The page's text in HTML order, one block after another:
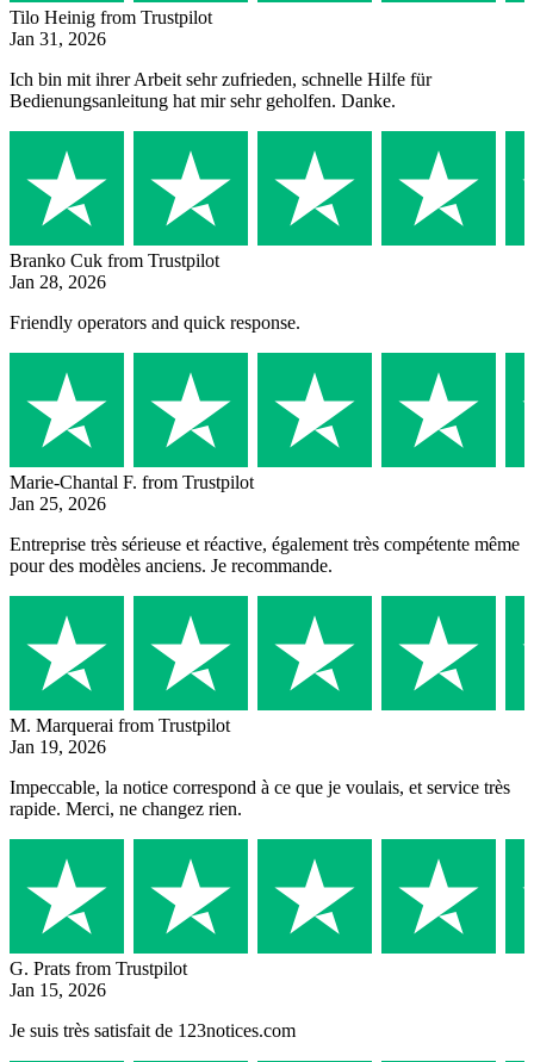
Tilo Heinig from Trustpilot
Jan 31, 2026
Ich bin mit ihrer Arbeit sehr zufrieden, schnelle Hilfe für
Bedienungsanleitung hat mir sehr geholfen. Danke.
Branko Cuk from Trustpilot
Jan 28, 2026
Friendly operators and quick response.
Marie-Chantal F. from Trustpilot
Jan 25, 2026
Entreprise très sérieuse et réactive, également très compétente même
pour des modèles anciens. Je recommande.
M. Marquerai from Trustpilot
Jan 19, 2026
Impeccable, la notice correspond à ce que je voulais, et service très
rapide. Merci, ne changez rien.
G. Prats from Trustpilot
Jan 15, 2026
Je suis très satisfait de 123notices.com